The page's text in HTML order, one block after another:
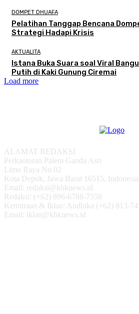
DOMPET DHUAFA
Pelatihan Tanggap Bencana
Strategi Hadapi Krisis
AKTUALITA
Istana Buka Suara soal Viral
Putih di Kaki Gunung Ciremai
Load more
ALAMAT REDAKSI
Perkantoran Palem Ganda Asri
Limo Raya No.02
Kota Depok, Jawa Barat 16515, Indonesia
Email: redaksi@kbknews.id
Redaksi: (+62) 896-6788-7558
Kemitraan & Iklan: Andhika (+62) 813-
Email: iklan@kbknews.id